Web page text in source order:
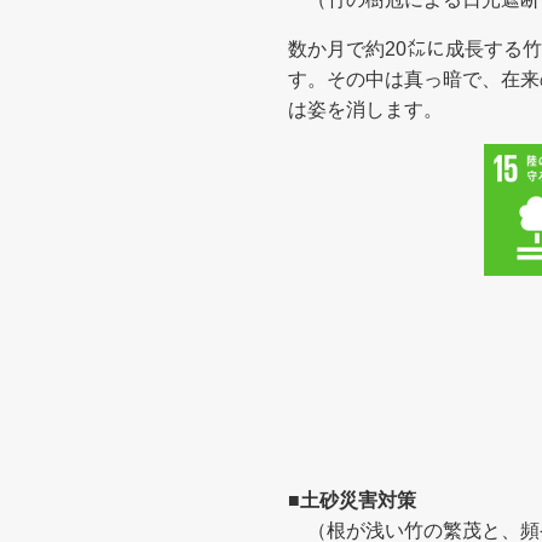
数か月で約20㍍に成長する
す。その中は真っ暗で、在
は姿を消します。
■土砂災害対策
（根が浅い竹の繁茂と、